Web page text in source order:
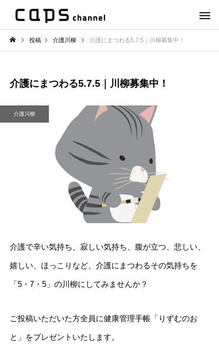
投稿 介護川柳 介護にまつわる5.7.5｜川柳募集中！
介護にまつわる5.7.5｜川柳募集中！
介護川柳
介護で辛い気持ち、寂しい気持ち、腹が立つ、悲しい、
嬉しい、ほっこりなど、介護にまつわるその気持ちを
「5・7・5」の川柳にしてみませんか？
ご投稿いただいた方全員に健康管理手帳「りずむのお
と」をプレゼントいたします。